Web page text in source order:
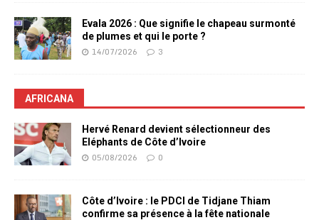
Evala 2026 : Que signifie le chapeau surmonté
de plumes et qui le porte ?
14/07/2026 3
AFRICANA
Hervé Renard devient sélectionneur des
Eléphants de Côte d’Ivoire
05/08/2026 0
Côte d’Ivoire : le PDCI de Tidjane Thiam
confirme sa présence à la fête nationale